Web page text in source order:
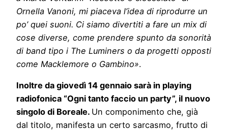
Ornella Vanoni, mi piaceva l’idea di riprodurre un
po’ quei suoni. Ci siamo divertiti a fare un mix di
cose diverse, come prendere spunto da sonorità
di band tipo i The Luminers o da progetti opposti
come Macklemore o Gambino».
Inoltre da giovedì 14 gennaio sarà in playing
radiofonica “Ogni tanto faccio un party”, il nuovo
singolo di Boreale. Un componimento che, già
dal titolo, manifesta un certo sarcasmo, frutto di